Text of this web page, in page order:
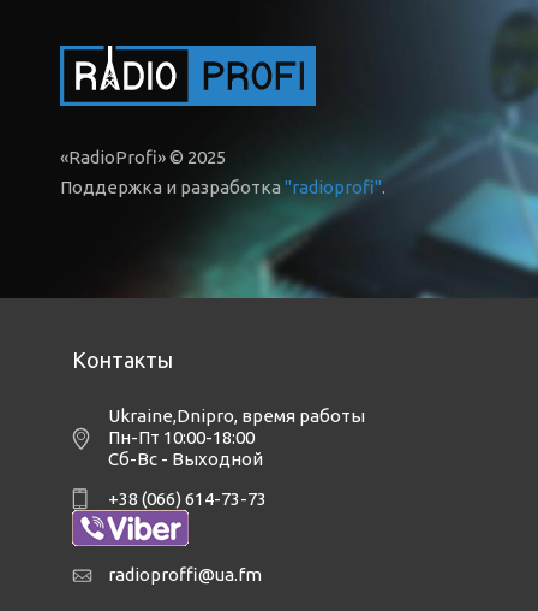
«RadioProfi» © 2025
Поддержка и разработка"radioprofi".
Контакты
Ukraine,Dnipro, время работы
Пн-Пт 10:00-18:00
Сб-Вс - Выходной
+38 (066) 614-73-73
radioproffi@ua.fm